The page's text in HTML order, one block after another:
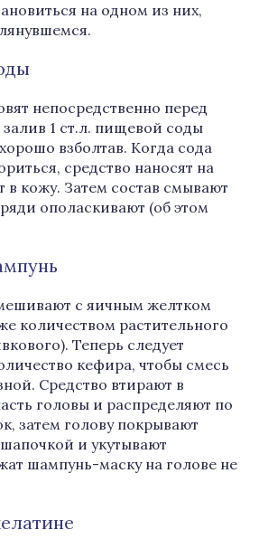
на одном из них,
непосредственно перед
1 ст.л. пищевой соды
взболтав. Когда сода
средство наносят на
в кожу. Затем состав смывают
ополаскивают (об этом
с яичным желтком
количеством растительного
Теперь следует
кефира, чтобы смесь
Средство втирают в
головы и распределяют по
затем голову покрывают
и укутывают
шампунь-маску на голове не